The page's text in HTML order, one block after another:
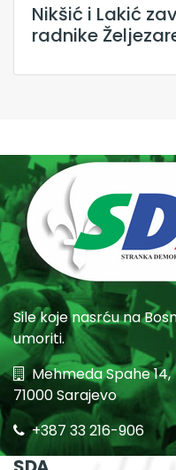
Nikšić i Lakić
radnike
Sile koje nasrću na
umoriti.
Mehmeda Spahe 14,
71000 Sarajevo
+387 33 216-906